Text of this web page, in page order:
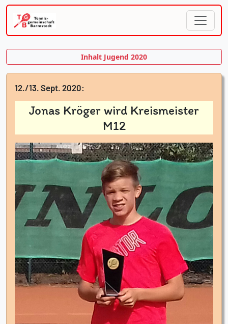
Inhalt Jugend 2020
12./13. Sept. 2020:
Jonas Kröger wird Kreismeister
M12